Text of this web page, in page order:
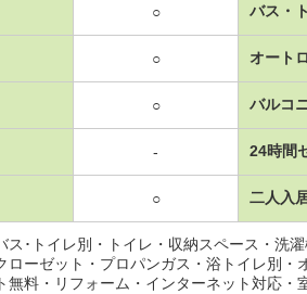
○ バス・
○ オート
○ バルコ
- 24時間
○ 二人入
･トイレ別・トイレ・収納スペース・洗
ーゼット・プロパンガス・浴トイレ別・
無料・リフォーム・インターネット対応・